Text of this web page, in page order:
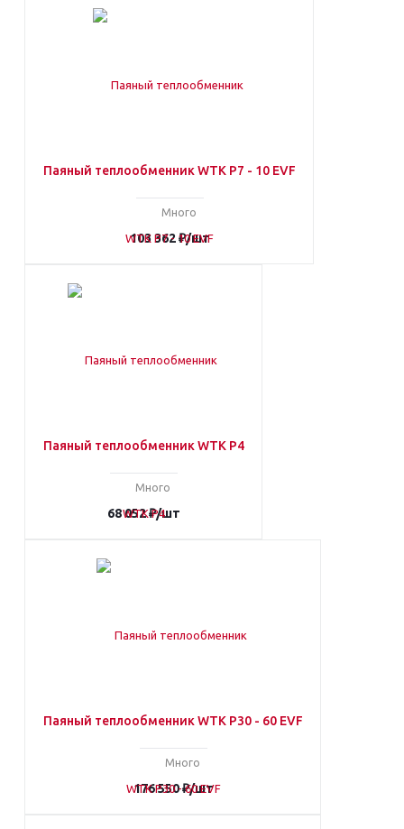
Паяный теплообменник WTK P7 - 10 EVF
Много
103 362₽/шт
Паяный теплообменник WTK P4
Много
68 052₽/шт
Паяный теплообменник WTK P30 - 60 EVF
Много
176 550₽/шт